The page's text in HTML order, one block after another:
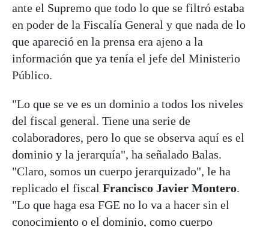
ante el Supremo que todo lo que se filtró estaba
en poder de la Fiscalía General y que nada de lo
que apareció en la prensa era ajeno a la
información que ya tenía el jefe del Ministerio
Público.
"Lo que se ve es un dominio a todos los niveles
del fiscal general. Tiene una serie de
colaboradores, pero lo que se observa aquí es el
dominio y la jerarquía", ha señalado Balas.
"Claro, somos un cuerpo jerarquizado", le ha
replicado el fiscal Francisco Javier Montero.
"Lo que haga esa FGE no lo va a hacer sin el
conocimiento o el dominio, como cuerpo